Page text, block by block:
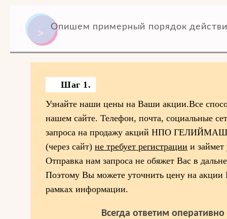
Опишем примерный порядок
Шаг 1.
Узнайте наши цены на Ваши акции.Все
нашем сайте. Телефон, почта, социальные
запроса на продажу акций НПО ГЕЛИЙМАШ.
(через сайт) не требует регистрации и
Отправка нам запроса не обяжет Вас в
Поэтому Вы можете уточнить цену на
рамках информации.
Всегда ответим